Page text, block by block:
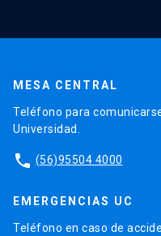
MESA CENTRAL
Teléfono para
Universidad.
phone (56)95504 4000
EMERGENCIAS UC
Teléfono en caso de